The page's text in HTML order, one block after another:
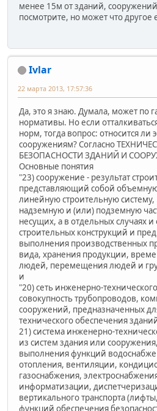
менее 15м от зданий,
посмотрите, но может что другое
Ivlar
22 марта 2013, 17:57:36
Да, это я знаю. Думала, может по
нормативы. Но если
норм, тогда вопрос: относится ли
сооружениям? Согласно
БЕЗОПАСНОСТИ ЗДАНИЙ И
Основные понятия
"23) сооружение - результат
представляющий собой
линейную строительную
надземную и (или) подземную
несущих, а в отдельных случаях
строительных конструкций и
выполнения производственных
вида, хранения продукции,
людей, перемещения людей и
и
"20) сеть инженерно-
совокупность трубопроводов,
сооружений, предназначенных
технического обеспечения
21) система инженерно-
из систем здания или
выполнения функций
отопления, вентиляции,
газоснабжения,
информатизации,
вертикального транспорта
функций обеспечения